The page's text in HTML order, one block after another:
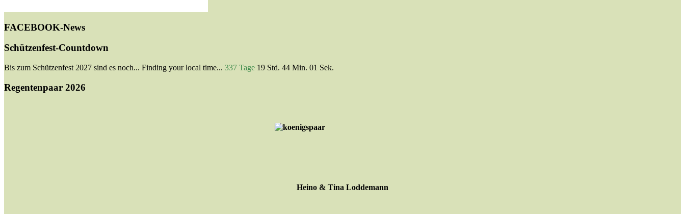
FACEBOOK-News
Schützenfest-Countdown
Bis zum Schützenfest 2027 sind es noch... Finding your local time... 337 Tage 19 Std. 44 Min. 01 Sek.
Regentenpaar 2026
Heino & Tina Loddemann